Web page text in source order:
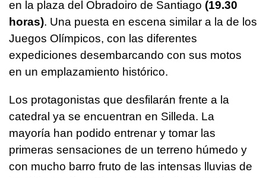
en la plaza del Obradoiro de Santiago (19.30
horas). Una puesta en escena similar a la de los
Juegos Olímpicos, con las diferentes
expediciones desembarcando con sus motos
en un emplazamiento histórico.
Los protagonistas que desfilarán frente a la
catedral ya se encuentran en Silleda. La
mayoría han podido entrenar y tomar las
primeras sensaciones de un terreno húmedo y
con mucho barro fruto de las intensas lluvias de